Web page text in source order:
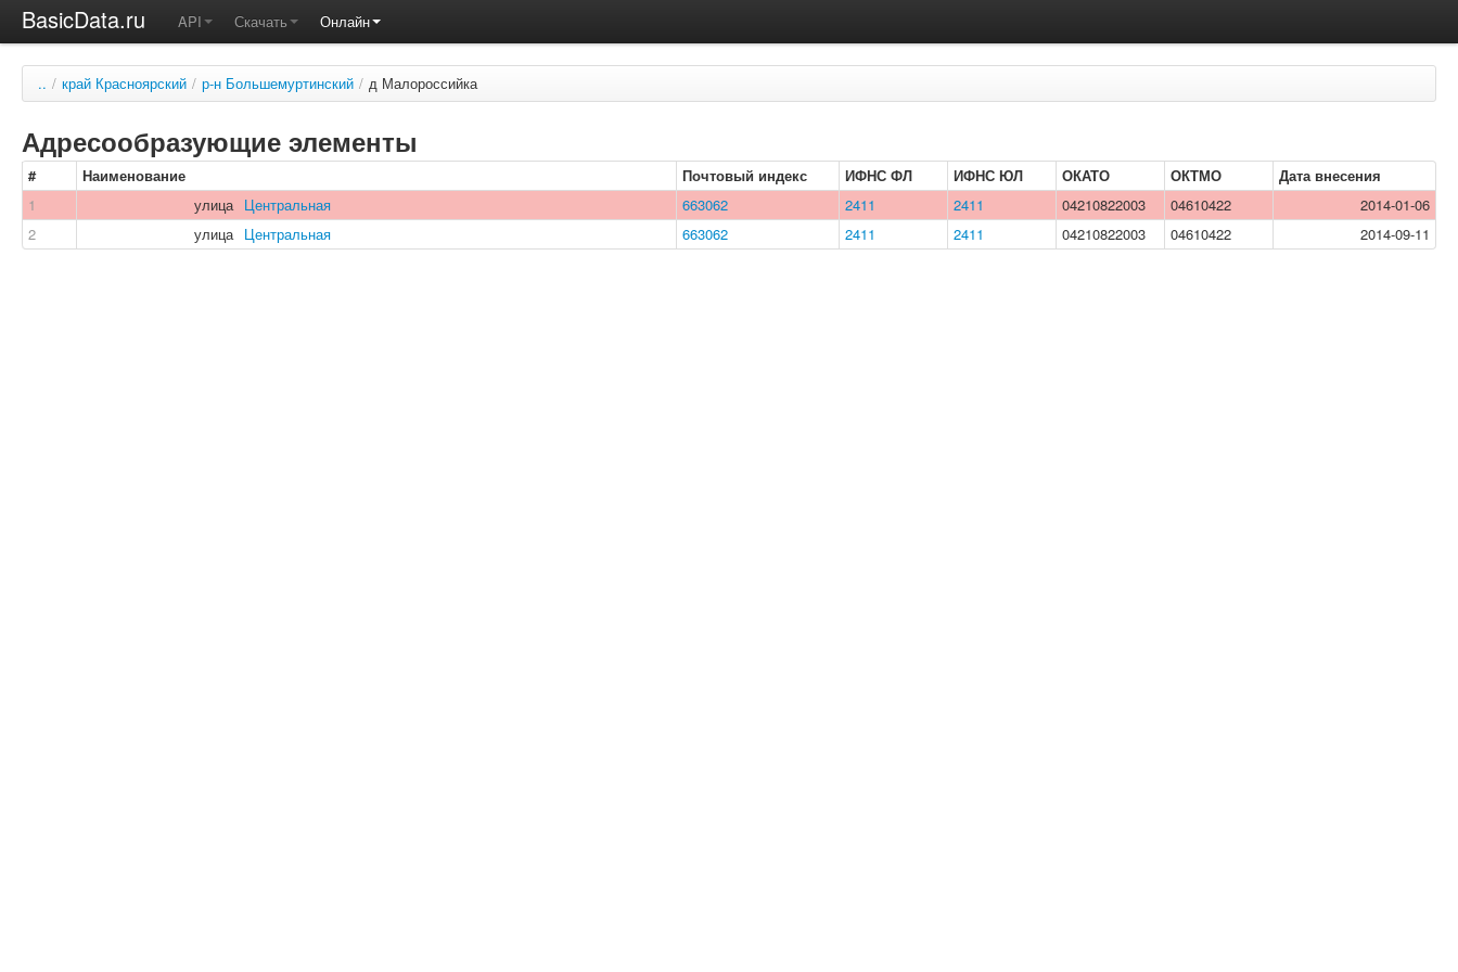
BasicData.ru API Скачать Онлайн
.. / край Красноярский / р-н Большемуртинский / д Малороссийка
Адресообразующие элементы
# Наименование Почтовый индекс ИФНС ФЛ ИФНС ЮЛ ОКАТО ОКТМО
Дата внесения
1
улица Центральная 663062 2411 2411 04210822003 04610422
2014-01-06
2
улица Центральная 663062 2411 2411 04210822003 04610422 2014-09-11